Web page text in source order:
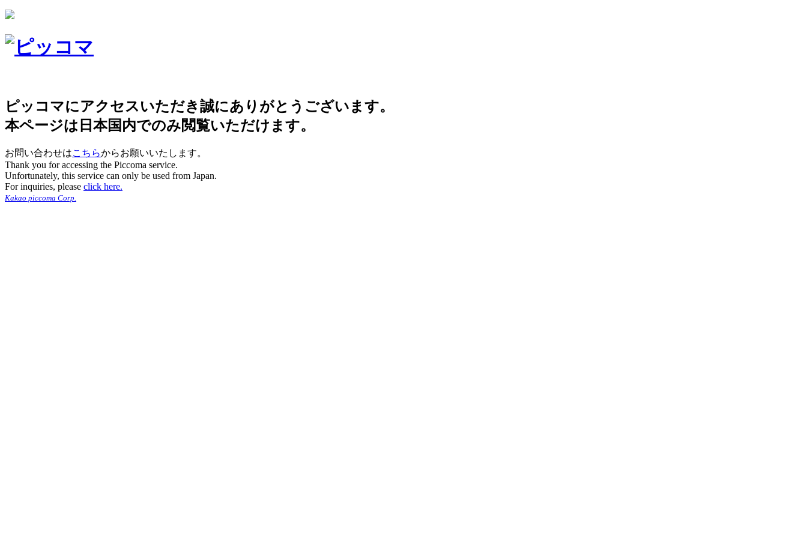
ピッコマにアクセスいただき誠にありがとうございます。
本ページは日本国内でのみ閲覧いただけます。
お問い合わせはこちらからお願いいたします。
Thank you for accessing the Piccoma service.
Unfortunately, this service can only be used from Japan.
For inquiries, please click here.
Kakao piccoma Corp.